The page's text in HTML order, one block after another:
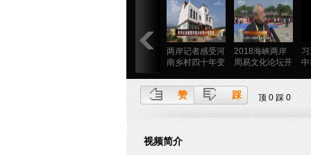
两岸记者感受河
南乡村四十年变
2018海峡两岸
周易文化论坛开
业创业基地在宁
赞 踩 顶 0 踩 0
视频简介